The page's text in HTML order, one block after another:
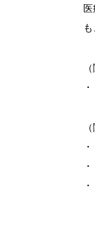
・
・
・
・